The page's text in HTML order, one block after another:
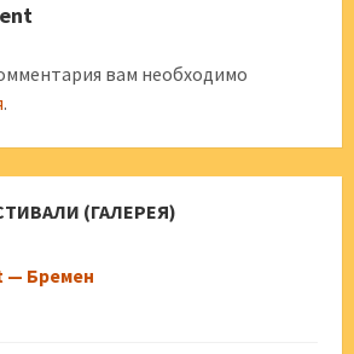
вам необходимо
.
(ГАЛЕРЕЯ)
— Бремен